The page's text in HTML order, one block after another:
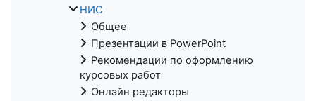
НИС
Общее
Презентации в PowerPoint
Рекомендации по оформлению
курсовых работ
Онлайн редакторы